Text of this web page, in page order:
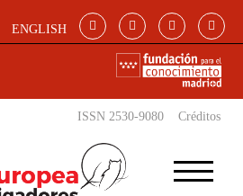
ENGLISH
ISSN 2530-9080 Créditos